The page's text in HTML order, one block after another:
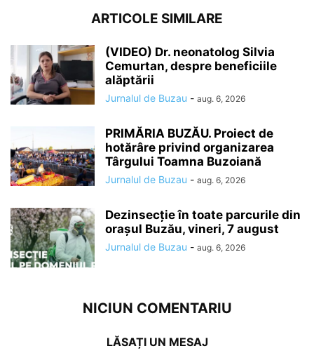
ARTICOLE SIMILARE
(VIDEO) Dr. neonatolog Silvia
Cemurtan, despre beneficiile
alăptării
Jurnalul de Buzau - aug. 6, 2026
PRIMĂRIA BUZĂU. Proiect de
hotărâre privind organizarea
Târgului Toamna Buzoiană
Jurnalul de Buzau - aug. 6, 2026
Dezinsecție în toate parcurile din
orașul Buzău, vineri, 7 august
Jurnalul de Buzau - aug. 6, 2026
NICIUN COMENTARIU
LĂSAȚI UN MESAJ